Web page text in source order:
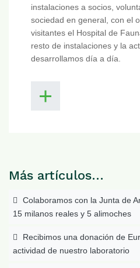
instalaciones a socios,
sociedad en general, con el
visitantes el Hospital de
resto de instalaciones y la
desarrollamos día a día.
Más artículos…
Colaboramos con la Junta de
15 milanos reales y 5 alimoches
Recibimos una donación de
actividad de nuestro laboratorio